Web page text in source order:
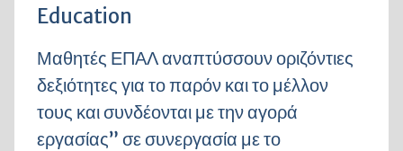
Education
Μαθητές ΕΠΑΛ αναπτύσσουν οριζόντιες
δεξιότητες για το παρόν και το μέλλον
τους και συνδέονται με την αγορά
εργασίας” σε συνεργασία με το